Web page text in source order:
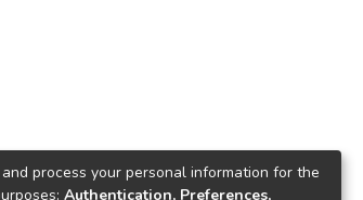
process your personal information for the
Authentication, Preferences,